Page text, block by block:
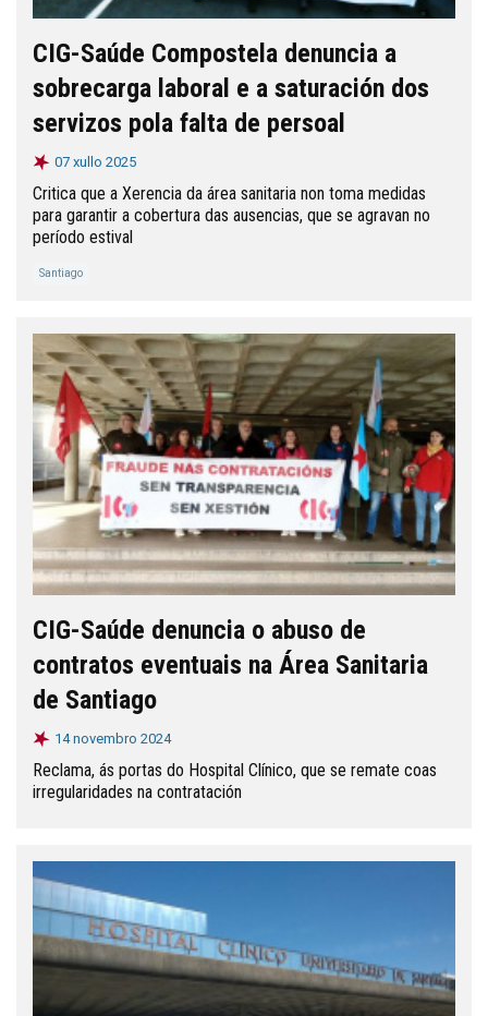
CIG-Saúde Compostela denuncia a
sobrecarga laboral e a saturación dos
servizos pola falta de persoal
07 xullo 2025
Critica que a Xerencia da área sanitaria non toma medidas
para garantir a cobertura das ausencias, que se agravan no
período estival
Santiago
CIG-Saúde denuncia o abuso de
contratos eventuais na Área Sanitaria
de Santiago
14 novembro 2024
Reclama, ás portas do Hospital Clínico, que se remate coas
irregularidades na contratación